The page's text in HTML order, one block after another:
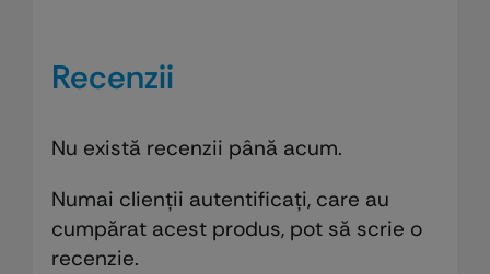
Recenzii
Nu există recenzii până acum.
Numai clienții autentificați, care au
cumpărat acest produs, pot să scrie o
recenzie.